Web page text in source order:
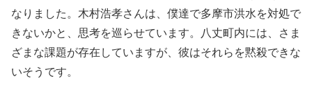
なりました。木村浩孝さんは、僕達で多摩市洪水を対処で
きないかと、思考を巡らせています。八丈町内には、さま
ざまな課題が存在していますが、彼はそれらを黙殺できな
いそうです。